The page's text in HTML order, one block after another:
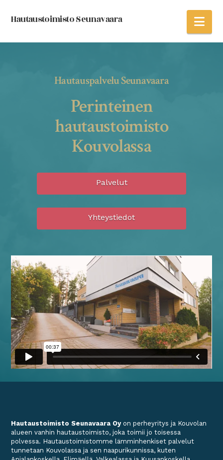
Hautaustoimisto Seunavaara
Hautauspalvelu Seunavaara
Perinteinen
hautaustoimisto
Kouvolassa
Palvelut
Yhteystiedot
Hautaustoimisto Seunavaara Oyon perheyritys ja Kouvolan
alueen vanhin hautaustoimisto, joka toimii jo toisessa
polvessa. Hautaustoimistomme lämminhenkiset palvelut
tunnetaan Kouvolassa ja sen naapurikunnissa, kuten